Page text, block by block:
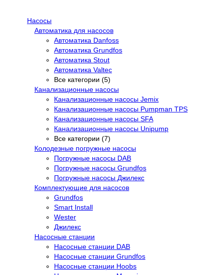
Насосы
Автоматика для насосов
Автоматика Danfoss
Автоматика Grundfos
Автоматика Stout
Автоматика Valtec
Все категории (5)
Канализационные насосы
Канализационные насосы Jemix
Канализационные насосы Pumpman TPS
Канализационные насосы SFA
Канализационные насосы Unipump
Все категории (7)
Колодезные погружные насосы
Погружные насосы DAB
Погружные насосы Grundfos
Погружные насосы Джилекс
Комплектующие для насосов
Grundfos
Smart Install
Wester
Джилекс
Насосные станции
Насосные станции DAB
Насосные станции Grundfos
Насосные станции Hoobs